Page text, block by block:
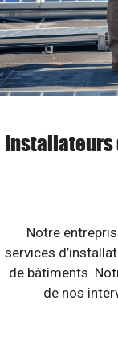
Installateurs
Notre
services
de bâtiments.
de nos